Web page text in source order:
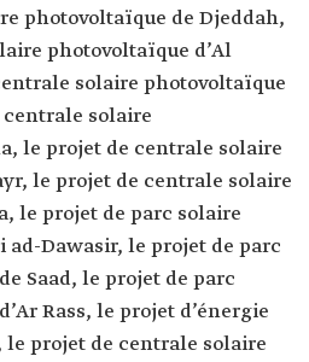
photovoltaïque de Djeddah,
photovoltaïque d’Al
solaire photovoltaïque
solaire
le projet de centrale solaire
le projet de centrale solaire
le projet de parc solaire
ad-Dawasir, le projet de parc
Saad, le projet de parc
Rass, le projet d’énergie
le projet de centrale solaire